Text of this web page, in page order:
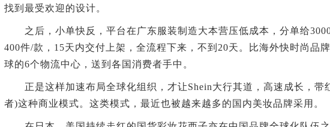
找到最受欢迎的设计。
之后，小单快反，平台在广东服装制造大本营压低成本，分单给
400件/款，15天内交付上架，全流程下来，不到20天。比海外快时尚品
球的6个物流中心，送到各国消费者手中。
正是这样加速布局全球化组织，才让Shein大行其道，高速成长，带
者)这种商业模式。这类模式，最近也被越来越多的国内美妆品牌采用。